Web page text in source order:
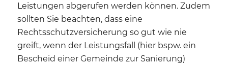
Leistungen abgerufen werden können. Zudem
sollten Sie beachten, dass eine
Rechtsschutzversicherung so gut wie nie
greift, wenn der Leistungsfall (hier bspw. ein
Bescheid einer Gemeinde zur Sanierung)